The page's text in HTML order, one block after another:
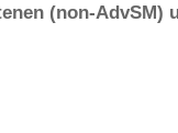
(non-AdvSM)